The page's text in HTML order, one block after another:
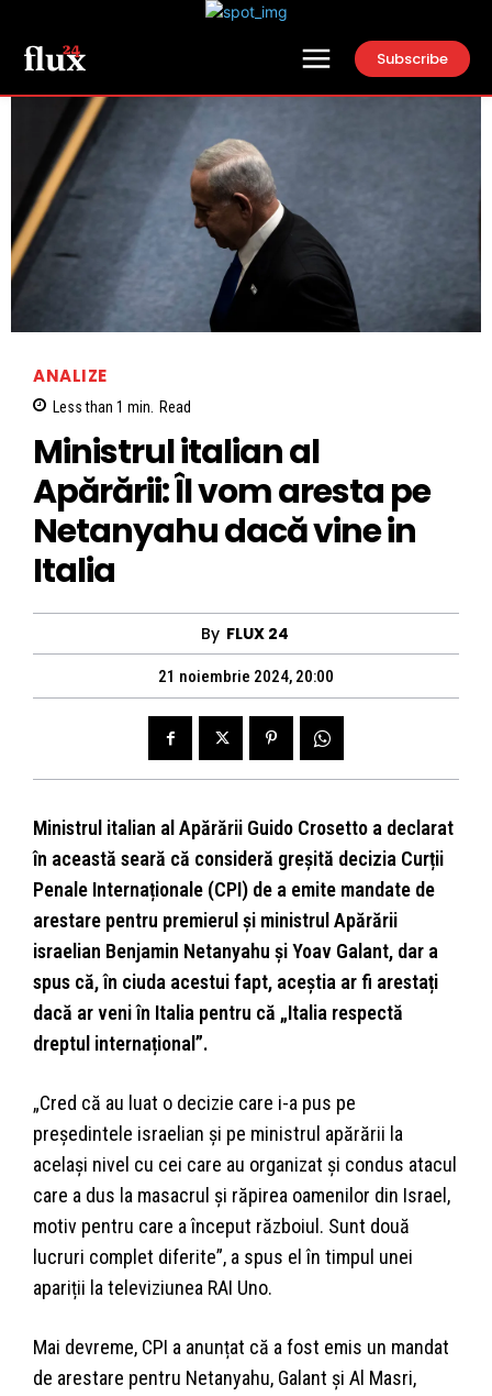
Subscribe
ANALIZE
Less than 1 min. Read
Ministrul italian al
Apărării: Îl vom aresta pe
Netanyahu dacă vine in
Italia
By FLUX 24
21 noiembrie 2024, 20:00
Ministrul italian al Apărării Guido Crosetto a declarat
în această seară că consideră greșită decizia Curții
Penale Internaționale (CPI) de a emite mandate de
arestare pentru premierul și ministrul Apărării
israelian Benjamin Netanyahu și Yoav Galant, dar a
spus că, în ciuda acestui fapt, aceștia ar fi arestați
dacă ar veni în Italia pentru că „Italia respectă
dreptul internațional”.
„Cred că au luat o decizie care i-a pus pe
președintele israelian și pe ministrul apărării la
același nivel cu cei care au organizat și condus atacul
care a dus la masacrul și răpirea oamenilor din Israel,
motiv pentru care a început războiul. Sunt două
lucruri complet diferite”, a spus el în timpul unei
apariții la televiziunea RAI Uno.
Mai devreme, CPI a anunțat că a fost emis un mandat
de arestare pentru Netanyahu, Galant și Al Masri,